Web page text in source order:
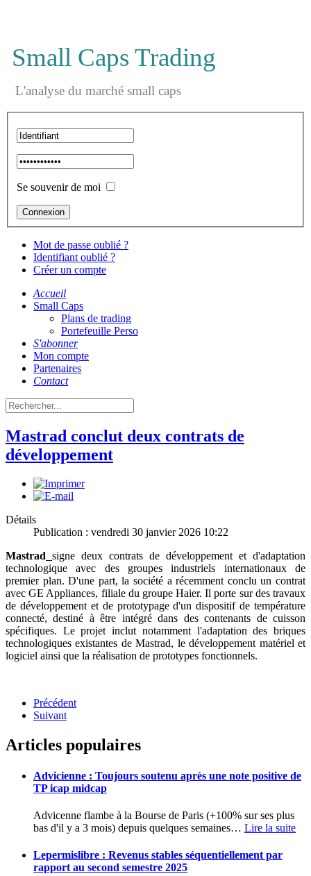
Small Caps Trading
L'analyse du marché small caps
Se souvenir de moi
Mot de passe oublié ?
Identifiant oublié ?
Créer un compte
Accueil
Small Caps
Plans de trading
Portefeuille Perso
S'abonner
Mon compte
Partenaires
Contact
Mastrad conclut deux contrats de
développement
Détails
Publication : vendredi 30 janvier 2026 10:22
Mastrad signe deux contrats de développement et d'adaptation
technologique avec des groupes industriels internationaux de
premier plan. D'une part, la société a récemment conclu un contrat
avec GE Appliances, filiale du groupe Haier. Il porte sur des travaux
de développement et de prototypage d'un dispositif de température
connecté, destiné à être intégré dans des contenants de cuisson
spécifiques. Le projet inclut notamment l'adaptation des briques
technologiques existantes de Mastrad, le développement matériel et
logiciel ainsi que la réalisation de prototypes fonctionnels.
Précédent
Suivant
Articles populaires
Advicienne : Toujours soutenu après une note positive de
TP icap midcap
Advicenne flambe à la Bourse de Paris (+100% sur ses plus
bas d'il y a 3 mois) depuis quelques semaines… Lire la suite
Lepermislibre : Revenus stables séquentiellement par
rapport au second semestre 2025